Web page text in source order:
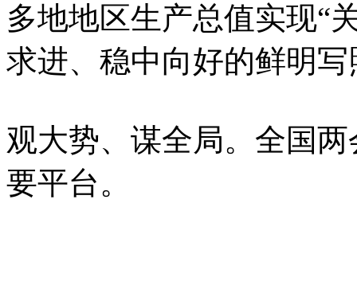
多地地区生产总值实现“
求进、稳中向好的鲜明写
观大势、谋全局。全国
要平台。